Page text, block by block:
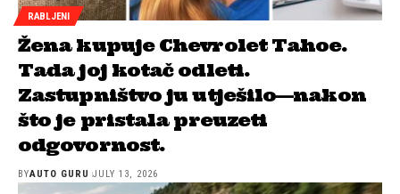
RABLJENI
Žena kupuje Chevrolet Tahoe.
Tada joj kotač odleti.
Zastupništvo ju utješilo—nakon
što je pristala preuzeti
odgovornost.
BYAUTO GURU JULY 13, 2026